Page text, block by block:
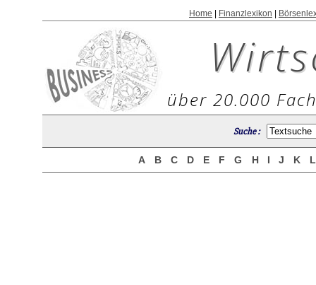
Home Finanzlexikon
über 20.000
Suche :
A B C D E F G H I J K